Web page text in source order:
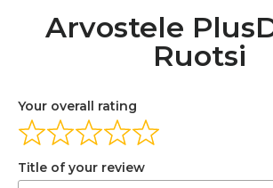
Arvostele
Ruotsi
Your overall rating
Title of your review